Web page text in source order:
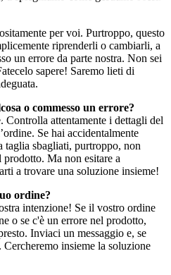
per voi. Purtroppo, questo
riprenderli o cambiarli, a
un errore da parte nostra. Non sei
sapere! Saremo lieti di
o commesso un errore?
Controlla attentamente i dettagli del
Se hai accidentalmente
taglia sbagliati, purtroppo, non
Ma non esitare a
a trovare una soluzione insieme!
ordine?
intenzione! Se il vostro ordine
o se c'è un errore nel prodotto,
Inviaci un messaggio e, se
insieme la soluzione